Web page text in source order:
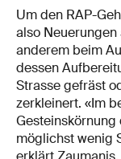
Um den RAP-
also
anderem beim
dessen
Strasse gefräst
zerkleinert. «Im
möglichst wenig